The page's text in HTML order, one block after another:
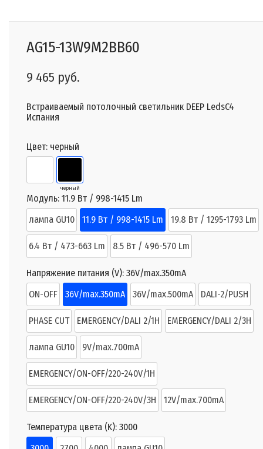
AG15-13W9M2BB60
9 465 руб.
Встраиваемый потолочный светильник DEEP LedsC4
Испания
Цвет: черный
черный
Модуль: 11.9 Вт / 998-1415 Lm
лампа GU10
11.9 Вт / 998-1415 Lm 19.8 Вт / 1295-1793 Lm
6.4 Вт / 473-663 Lm 8.5 Вт / 496-570 Lm
Напряжение питания (V): 36V/max.350mA
ON-OFF
36V/max.350mA 36V/max.500mA DALI-2/PUSH
PHASE CUT EMERGENCY/DALI 2/1H EMERGENCY/DALI 2/3H
лампа GU10 9V/max.700mA
EMERGENCY/ON-OFF/220-240V/1H
EMERGENCY/ON-OFF/220-240V/3H 12V/max.700mA
Температура цвета (K): 3000